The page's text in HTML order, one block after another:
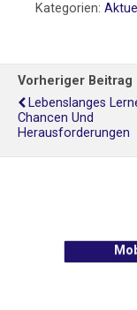
Kategorien:
Vorheriger Beitrag
Lebenslanges
Chancen Und
Herausforderungen